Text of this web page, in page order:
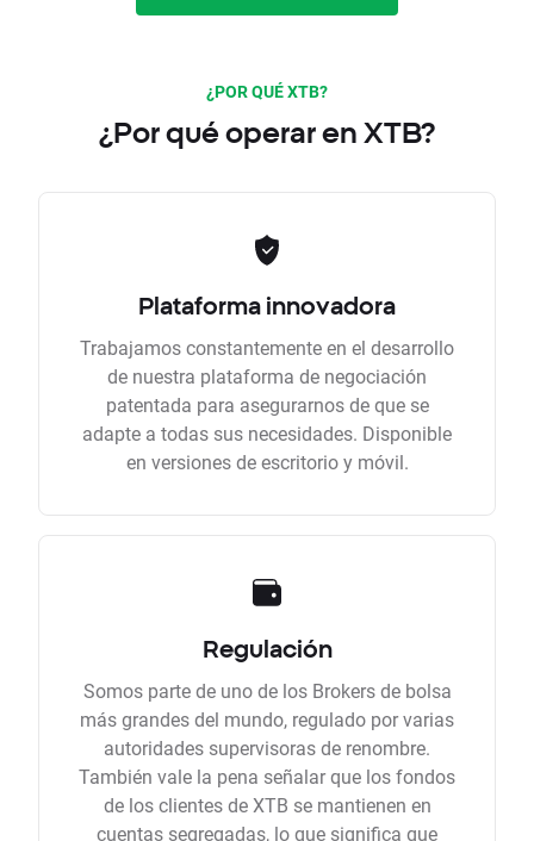
¿POR QUÉ XTB?
¿Por qué operar en XTB?
Plataforma innovadora
Trabajamos constantemente en el desarrollo
de nuestra plataforma de negociación
patentada para asegurarnos de que se
adapte a todas sus necesidades. Disponible
en versiones de escritorio y móvil.
Regulación
Somos parte de uno de los Brokers de bolsa
más grandes del mundo, regulado por varias
autoridades supervisoras de renombre.
También vale la pena señalar que los fondos
de los clientes de XTB se mantienen en
cuentas segregadas, lo que significa que